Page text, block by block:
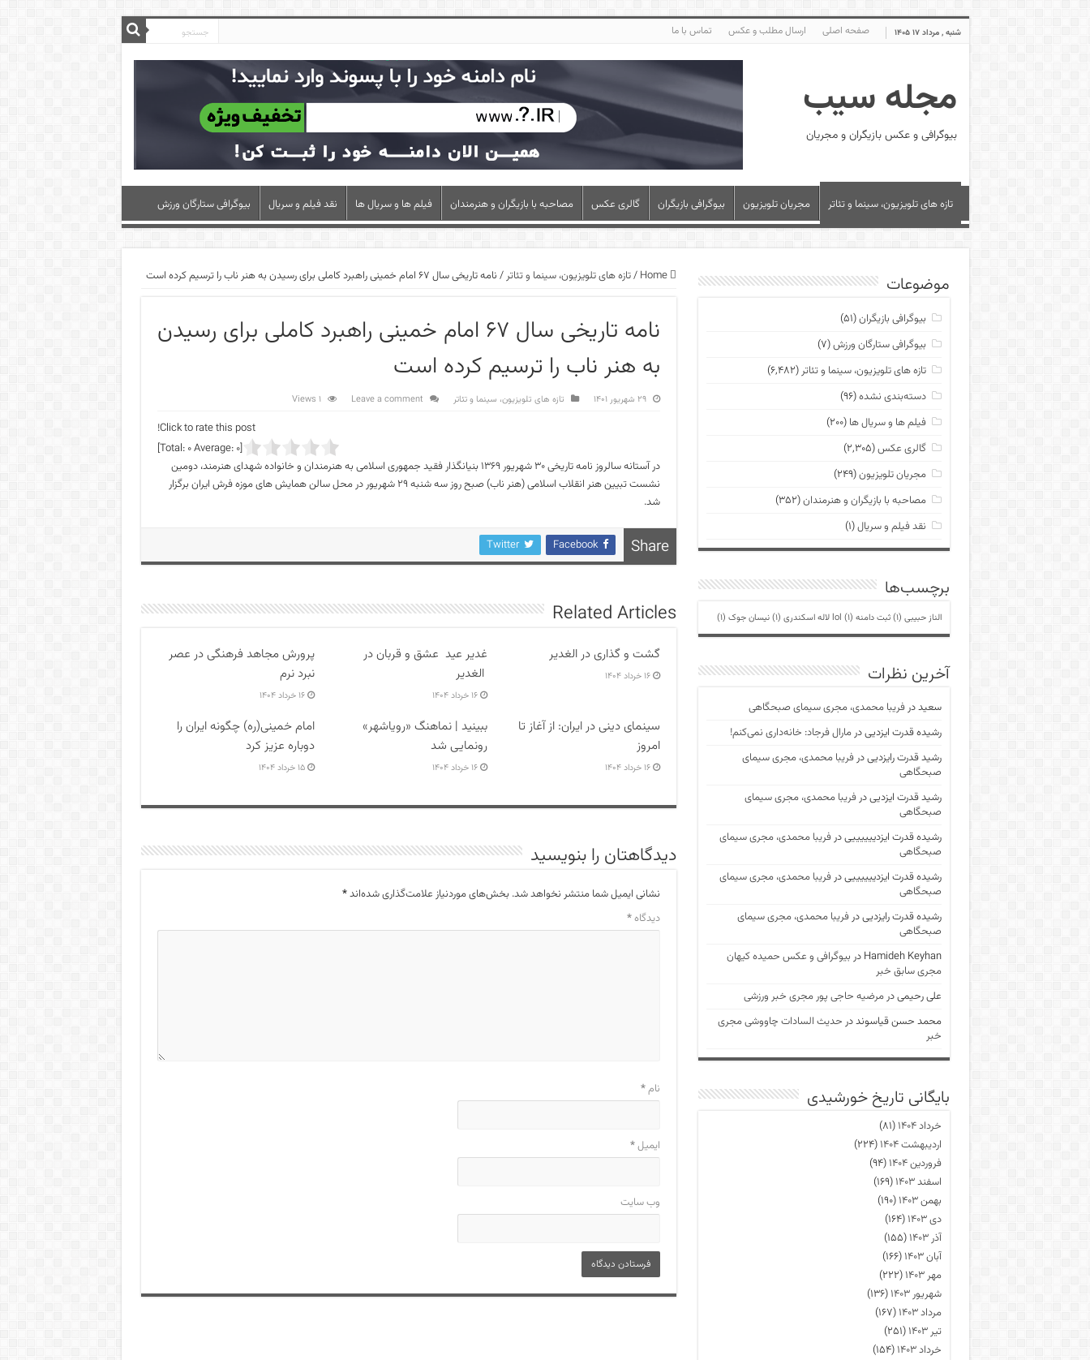
شنبه , مرداد ۱۷ ۱۴۰۵ صفحه اصلی ارسال مطلب و عکس تماس با ما
مجله سیب
بیوگرافی و عکس بازیگران و مجریان
تازه های تلویزیون، سینما و تئاتر مجریان تلویزیون بیوگرافی بازیگران گالری عکس مصاحبه با بازیگران و هنرمندان فیلم ها و سریال ها نقد فیلم و سریال بیوگرافی ستارگان ورزش
Home
/تازه های تلویزیون، سینما و تئاتر/ نامه تاریخی سال ۶۷ امام خمینی راهبرد کاملی برای رسیدن به هنر ناب را ترسیم کرده است
نامه تاریخی سال ۶۷ امام خمینی راهبرد کاملی برای رسیدن
به هنر ناب را ترسیم کرده است
۲۹ شهریور ۱۴۰۱ تازه های تلویزیون، سینما و تئاتر Leave a comment
1 Views
Click to rate this post!
[Total:
0Average: 0
]
در آستانه سالروز نامه تاریخی ۳۰ شهریور ۱۳۶۹ بنیانگذار فقید جمهوری اسلامی به هنرمندان و خانواده شهدای هنرمند، دومین
نشست تبیین هنر انقلاب اسلامی (هنر ناب) صبح روز سه شنبه ۲۹ شهریور در محل سالن همایش های موزه فرش ایران برگزار
شد.
Share
Facebook
Twitter
Related Articles
گشت و گذاری در الغدیر
۱۶ خرداد ۱۴۰۴
غدیر عید عشق و قربان در
الغدیر
۱۶ خرداد ۱۴۰۴
پرورش مجاهد فرهنگی در عصر
نبرد نرم
۱۶ خرداد ۱۴۰۴
سینمای دینی در ایران: از آغاز تا
امروز
۱۶ خرداد ۱۴۰۴
ببینید | نماهنگ «رویاشهر»
رونمایی شد
۱۶ خرداد ۱۴۰۴
امام خمینی(ره) چگونه ایران را
دوباره عزیز کرد
۱۵ خرداد ۱۴۰۴
دیدگاهتان را بنویسید
نشانی ایمیل شما منتشر نخواهد شد. بخش‌های موردنیاز علامت‌گذاری شده‌اند*
دیدگاه*
نام*
ایمیل*
وب‌ سایت
موضوعات
بیوگرافی بازیگران(۵۱)
بیوگرافی ستارگان ورزش(۷)
تازه های تلویزیون، سینما و تئاتر(۶,۴۸۲)
دسته‌بندی نشده(۹۶)
فیلم ها و سریال ها (۲۰۰)
گالری عکس(۲,۳۰۵)
مجریان تلویزیون(۲۴۹)
مصاحبه با بازیگران و هنرمندان(۳۵۲)
نقد فیلم و سریال(۱)
برچسب‌ها
الناز حبیبی (1) ثبت دامنه lol (1) لاله اسکندری (1) نیسان جوک (1)
آخرین نظرات
سعیددرفریبا محمدی، مجری سیمای صبحگاهی
رشیده قدرت ایزدییدرمارال فرجاد: خانه‌داری نمی‌کنم!
رشید قدرت رایزدییدرفریبا محمدی، مجری سیمای
صبحگاهی
رشید قدرت ایزدییدرفریبا محمدی، مجری سیمای
صبحگاهی
رشیده قدرت ایزدیییییییدرفریبا محمدی، مجری سیمای
صبحگاهی
رشیده قدرت ایزدیییییییدرفریبا محمدی، مجری سیمای
صبحگاهی
رشیده قدرت رایزدییدرفریبا محمدی، مجری سیمای
صبحگاهی
Hamideh Keyhan در بیوگرافی و عکس حمیده کیهان
مجری سابق خبر
علی رحیمیدرمرضیه حاجی پور مجری خبر ورزشی
محمد حسن قیاسونددر حدیث السادات چاووشی مجری
خبر
بایگانی تاریخ خورشیدی
خرداد ۱۴۰۴
(۸۱)
اردیبهشت ۱۴۰۴
(۲۲۴)
فروردین ۱۴۰۴
(۹۴)
اسفند ۱۴۰۳
(۱۶۹)
بهمن ۱۴۰۳
(۱۹۰)
دی ۱۴۰۳
(۱۶۴)
آذر ۱۴۰۳
(۱۵۵)
آبان ۱۴۰۳
(۱۶۶)
مهر ۱۴۰۳
(۲۲۲)
شهریور ۱۴۰۳
(۱۳۶)
مرداد ۱۴۰۳
(۱۶۷)
تیر ۱۴۰۳
(۲۵۱)
خرداد ۱۴۰۳
(۱۵۴)